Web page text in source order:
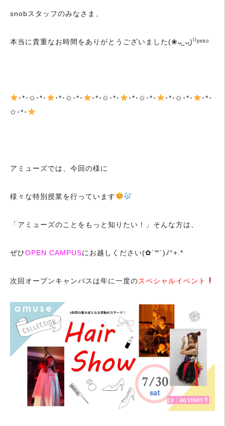
snobスタッフのみなさま、
本当に貴重なお時間をありがとうございました(❀ᴗ͈ˬᴗ͈)⁾⁾ᵖᵉᵏᵒ
･*･✩･*･ ･*･✩･*･ ･*･✩･*･ ･*･✩･*･ ･*･✩･*･
･*･
✩･*･
アミューズでは、今回の様に
様々な特別授業を行っています
「アミューズのことをもっと知りたい！」そんな方は、
ぜひOPEN CAMPUSにお越しください(✿´꒳`)ﾉ°+.*
次回オープンキャンパスは年に一度のスペシャルイベント